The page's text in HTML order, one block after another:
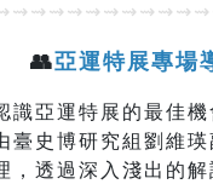
👥亞運特展專場
識亞運特展的最佳機
臺史博研究組劉維
，透過深入淺出的